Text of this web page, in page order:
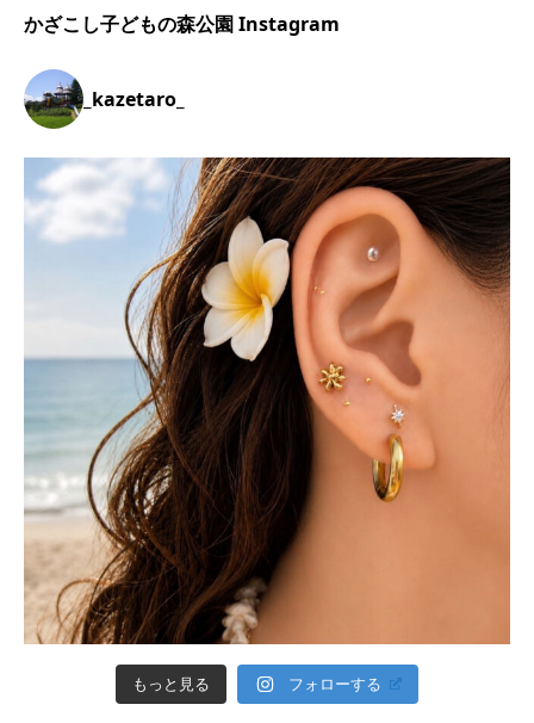
かざこし子どもの森公園 Instagram
_kazetaro_
もっと見る フォローする